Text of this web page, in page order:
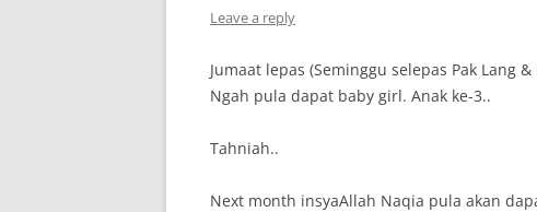
Leave a reply
Jumaat lepas (Seminggu selepas Pak Lang
Ngah pula dapat baby girl. Anak ke-3..
Tahniah..
Next month insyaAllah Naqia pula akan